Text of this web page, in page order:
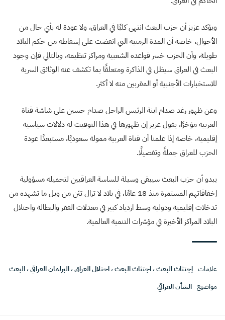
ويؤكد عزيز أن حزب البعث انتهى كليًا في العراق، ولا عودة له بأي حال من
الأحوال، خاصة أن المدة الزمنية التي انقضت على إسقاطه من حكم البلاد
طويلة، وأن الحزب خسر قواعده الشعبية ومراكز تنظيمه، وبالتالي فإن وجود
البعث في العراق سيظل في الذاكرة ومتعلقًا بما تكشف عنه الوثائق السرية
للاستخبارات الأجنبية أو المقربين منه لا أكثر.
وعن ظهور رغد صدام ابنة الرئيس الراحل صدام حسين على شاشة قناة
العربية مؤخرًا، يقول عزيز إن ظهورها في هذا التوقيت له دلالات سياسية
إقليمية، خاصة إذا علمنا أن قناة العربية ممولة سعوديًا، مستبعدًا عودة
الحزب للعراق جملةً وتفصيلًا.
يبدو أن حزب البعث سيبقى وسيلة للساسة العراقيين لتحميله مسؤولية
إخفاقاتهم المستمرة منذ 18 عامًا، في بلاد لا تزال تئن من ويل ما تشهده من
تدخلات إقليمية ودولية وسط ازدياد كبير في معدلات الفقر والبطالة واحتلال
البلاد المراكز الأخيرة في مؤشرات التنمية العالمية.
علامات إجتثاث البعث،اجتثاث البعث،احتلال العراق،البرلمان العراقي،البعث
مواضيع الشأن العراقي